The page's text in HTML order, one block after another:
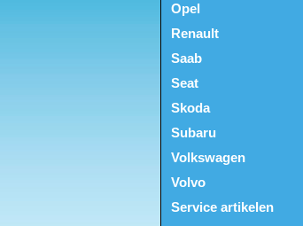
Opel
Renault
Saab
Seat
Skoda
Subaru
Volkswagen
Volvo
Service artikelen